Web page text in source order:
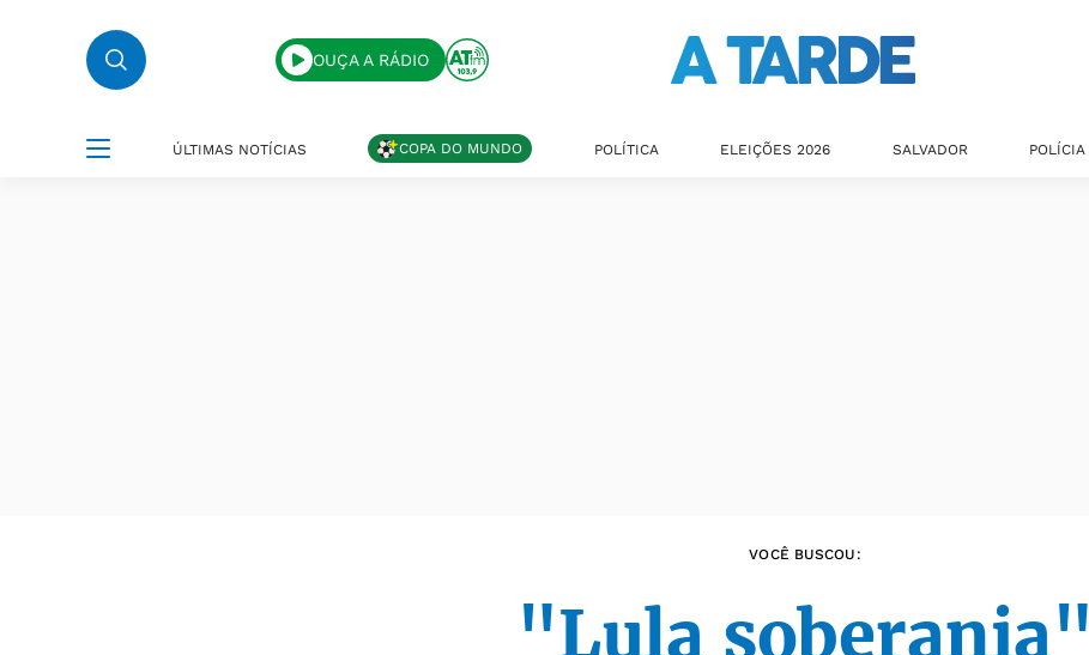
OUÇA A RÁDIO
ÚLTIMAS NOTÍCIAS COPA DO MUNDO POLÍTICA ELEIÇÕES 2026 SALVADOR POLÍCIA
VOCÊ BUSCOU:
"Lula soberania"